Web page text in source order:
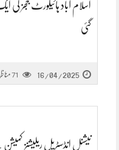
اسلام آباد ہائیکورٹ ججز کی
گئی
16/04/2025
71مناظر
نیشنل انڈسٹریل ریلیشنز